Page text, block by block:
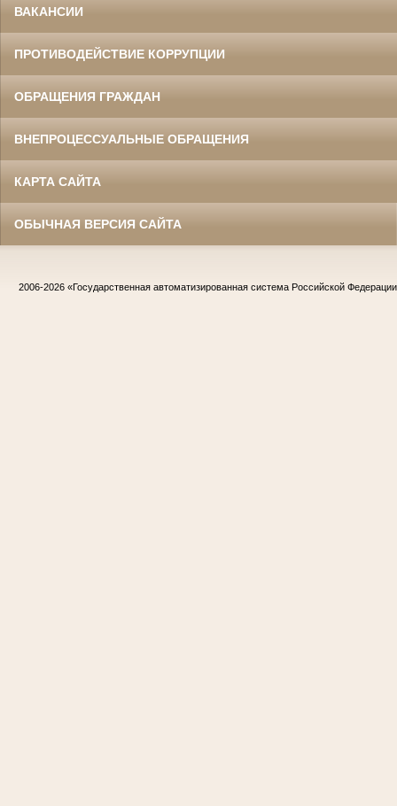
ВАКАНСИИ
ПРОТИВОДЕЙСТВИЕ КОРРУПЦИИ
ОБРАЩЕНИЯ ГРАЖДАН
ВНЕПРОЦЕССУАЛЬНЫЕ ОБРАЩЕНИЯ
КАРТА САЙТА
ОБЫЧНАЯ ВЕРСИЯ САЙТА
2006-2026 «Государственная автоматизированная система Российской